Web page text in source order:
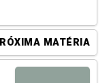
MATÉRIA